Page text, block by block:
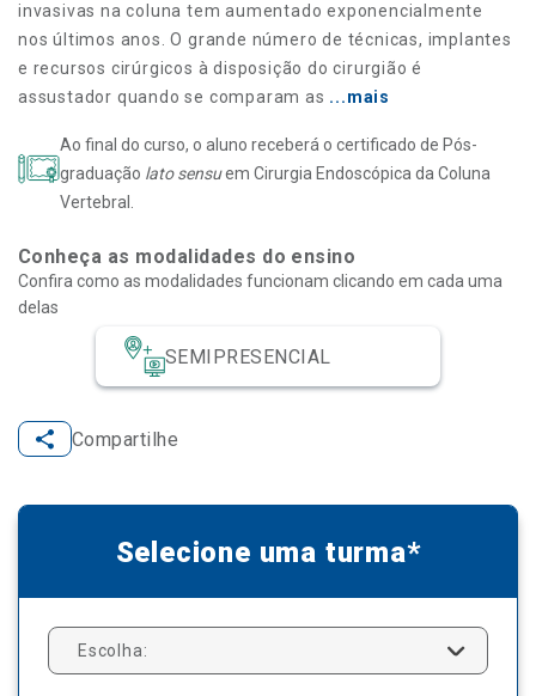
invasivas na coluna tem aumentado exponencialmente
nos últimos anos. O grande número de técnicas, implantes
e recursos cirúrgicos à disposição do cirurgião é
assustador quando se comparam as ...mais
Ao final do curso, o aluno receberá o certificado de Pós-
graduação lato sensuem Cirurgia Endoscópica da Coluna
Vertebral.
Conheça as modalidades do ensino
SEMIPRESENCIAL
Confira como as modalidades funcionam clicando em cada uma
delas
Compartilhe
Selecione uma turma*
Escolha: